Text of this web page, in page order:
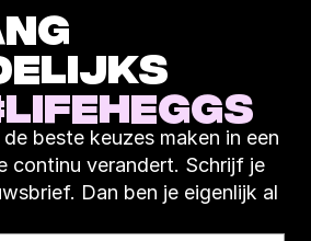
beste keuzes maken in een
continu verandert. Schrijf je
Dan ben je eigenlijk al